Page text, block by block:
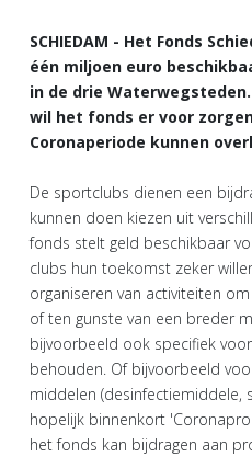
SCHIEDAM - Het Fonds
één miljoen euro
in de drie
wil het fonds er voor
Coronaperiode kunnen
De sportclubs dienen een
kunnen doen kiezen uit
fonds stelt geld beschikbaar
clubs hun toekomst zeker
organiseren van activiteiten
of ten gunste van een breder
bijvoorbeeld ook specifiek
behouden. Of bijvoorbeeld
middelen (desinfectiemiddele,
hopelijk binnenkort
het fonds kan bijdragen aan